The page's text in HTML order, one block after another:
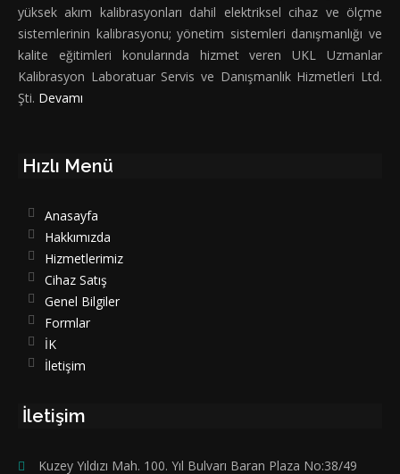
yüksek akım kalibrasyonları dahil elektriksel cihaz ve ölçme
sistemlerinin kalibrasyonu; yönetim sistemleri danışmanlığı ve
kalite eğitimleri konularında hizmet veren UKL Uzmanlar
Kalibrasyon Laboratuar Servis ve Danışmanlık Hizmetleri Ltd.
Şti. Devamı
Hızlı Menü
Anasayfa
Hakkımızda
Hizmetlerimiz
Cihaz Satış
Genel Bilgiler
Formlar
İK
İletişim
İletişim
Kuzey Yıldızı Mah. 100. Yıl Bulvarı Baran Plaza No:38/49